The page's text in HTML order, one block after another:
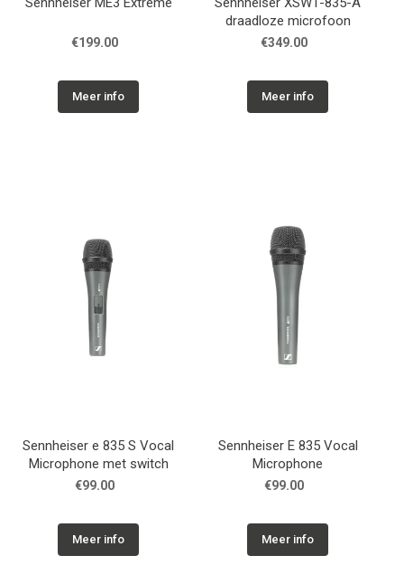
€199.00
Meer info
draadloze microfoon
€349.00
Meer info
Sennheiser e 835 S Vocal
Microphone met switch
€99.00
Meer info
Sennheiser E 835 Vocal
Microphone
€99.00
Meer info